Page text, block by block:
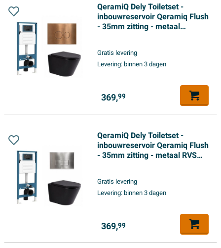
QeramiQ Dely Toiletset -
inbouwreservoir Qeramiq Flush
- 35mm zitting - metaal
Gratis levering
Levering:binnen 3 dagen
369,99
QeramiQ Dely Toiletset -
inbouwreservoir Qeramiq Flush
- 35mm zitting - metaal RVS
Gratis levering
Levering:binnen 3 dagen
369,99